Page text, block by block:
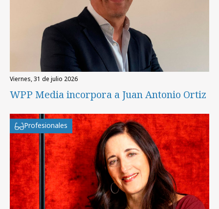
viernes, 31 de julio 2026
WPP Media incorpora a Juan Antonio Ortiz
Profesionales